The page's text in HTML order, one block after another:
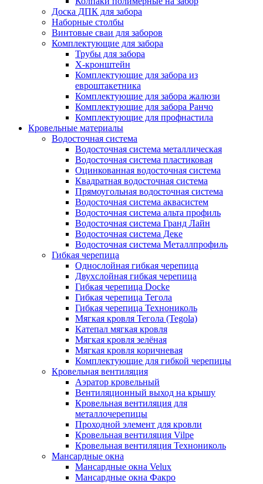
Доска ДПК для забора
Наборные столбы
Винтовые сваи для заборов
Комплектующие для забора
Трубы для забора
Х-кронштейн
Комплектующие для забора из
евроштакетника
Комплектующие для забора жалюзи
Комплектующие для забора Ранчо
Комплектующие для профнастила
Кровельные материалы
Водосточная система
Водосточная система металлическая
Водосточная система пластиковая
Оцинкованная водосточная система
Квадратная водосточная система
Прямоугольная водосточная система
Водосточная система аквасистем
Водосточная система альта профиль
Водосточная система Гранд Лайн
Водосточная система Деке
Водосточная система Металлпрофиль
Гибкая черепица
Однослойная гибкая черепица
Двухслойная гибкая черепица
Гибкая черепица Docke
Гибкая черепица Тегола
Гибкая черепица Технониколь
Мягкая кровля Тегола (Tegola)
Катепал мягкая кровля
Мягкая кровля зелёная
Мягкая кровля коричневая
Комплектующие для гибкой черепицы
Кровельная вентиляция
Аэратор кровельный
Вентиляционный выход на крышу
Кровельная вентиляция для
металлочерепицы
Проходной элемент для кровли
Кровельная вентиляция Vilpe
Кровельная вентиляция Технониколь
Мансардные окна
Мансардные окна Velux
Мансардные окна Факро